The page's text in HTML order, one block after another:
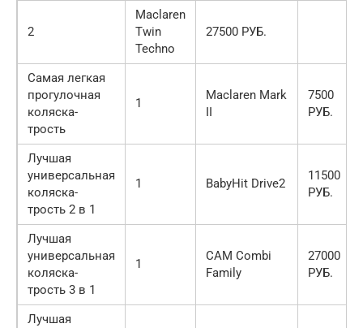
2
Maclaren
Twin
Techno
27500 РУБ.
Самая легкая
прогулочная
коляска-
трость
1
Maclaren Mark
II
7500
РУБ.
Лучшая
универсальная
коляска-
трость 2 в 1
1 BabyHit Drive2
11500
РУБ.
Лучшая
универсальная
коляска-
трость 3 в 1
1
CAM Combi
Family
27000
РУБ.
Лучшая